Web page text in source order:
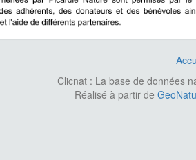
Clicnat : La base de données
Réalisé à partir de